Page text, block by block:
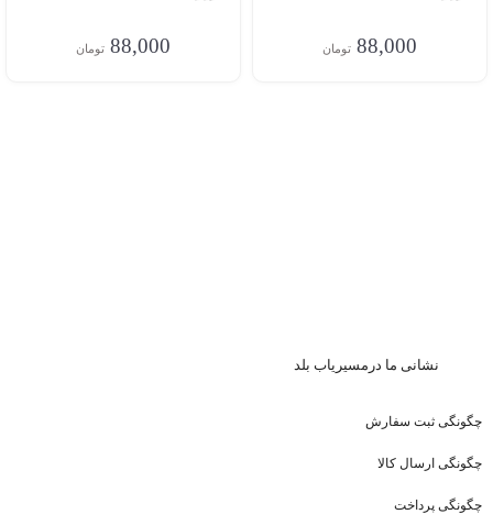
88,000 تومان 88,000 تومان
نشانی ما درمسیریاب بلد
چگونگی ثبت سفارش
چگونگی ارسال کالا
چگونگی پرداخت